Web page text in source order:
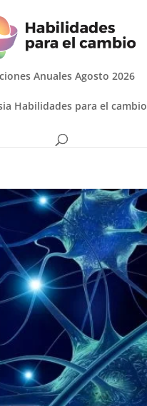
Anuales Agosto 2026
Habilidades para el cambio